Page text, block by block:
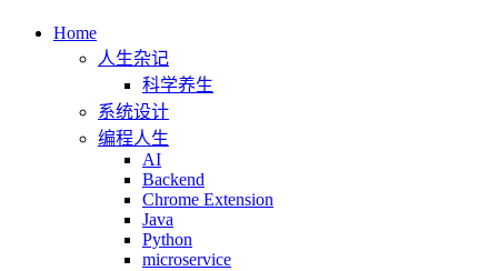
Home
人生杂记
科学养生
系统设计
编程人生
AI
Backend
Chrome Extension
Java
Python
microservice